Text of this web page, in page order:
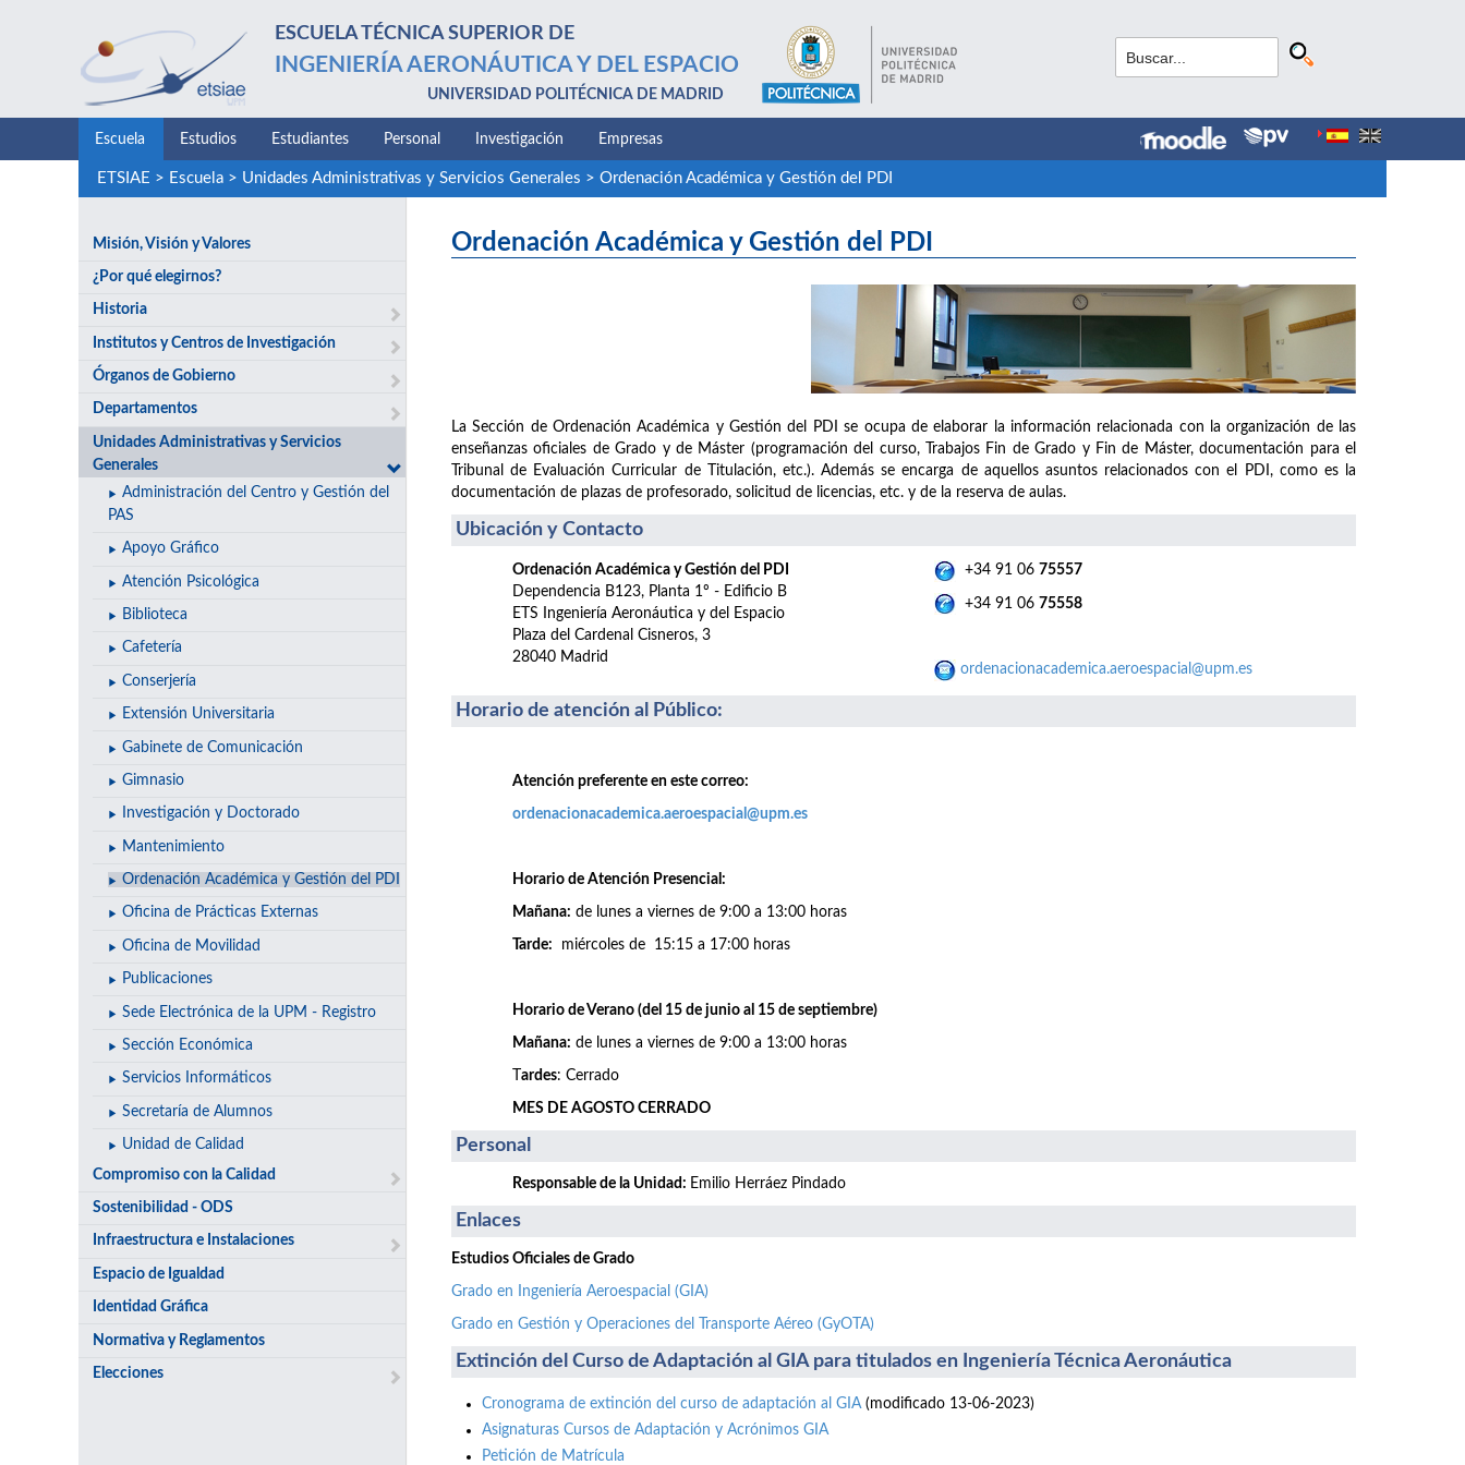
ESCUELA TÉCNICA SUPERIOR DE
INGENIERÍA AERONÁUTICA Y DEL ESPACIO
UNIVERSIDAD POLITÉCNICA DE MADRID
Escuela Estudios Estudiantes Personal Investigación Empresas
ETSIAE > Escuela> Unidades Administrativas y Servicios Generales > Ordenación Académica y Gestión del PDI
Misión, Visión y Valores
¿Por qué elegirnos?
Historia
Institutos y Centros de Investigación
Órganos de Gobierno
Departamentos
Unidades Administrativas y Servicios
Generales
Administración del Centro y Gestión del
PAS
Apoyo Gráfico
Atención Psicológica
Biblioteca
Cafetería
Conserjería
Extensión Universitaria
Gabinete de Comunicación
Gimnasio
Investigación y Doctorado
Mantenimiento
Ordenación Académica y Gestión del PDI
Oficina de Prácticas Externas
Oficina de Movilidad
Publicaciones
Sede Electrónica de la UPM - Registro
Sección Económica
Servicios Informáticos
Secretaría de Alumnos
Unidad de Calidad
Compromiso con la Calidad
Sostenibilidad - ODS
Infraestructura e Instalaciones
Espacio de Igualdad
Identidad Gráfica
Normativa y Reglamentos
Elecciones
Ordenación Académica y Gestión del PDI
La Sección de Ordenación Académica y Gestión del PDI se ocupa de elaborar la información relacionada con la organización de las
enseñanzas oficiales de Grado y de Máster (programación del curso, Trabajos Fin de Grado y Fin de Máster, documentación para el
Tribunal de Evaluación Curricular de Titulación, etc.). Además se encarga de aquellos asuntos relacionados con el PDI, como es la
documentación de plazas de profesorado, solicitud de licencias, etc. y de la reserva de aulas.
Ubicación y Contacto
Ordenación Académica y Gestión del PDI
Dependencia B123, Planta 1º - Edificio B
ETS Ingeniería Aeronáutica y del Espacio
Plaza del Cardenal Cisneros, 3
28040 Madrid
+34 91 06 75557
+34 91 06 75558
ordenacionacademica.aeroespacial@upm.es
Horario de atención al Público:
Atención preferente en este correo:
ordenacionacademica.aeroespacial@upm.es
Horario de Atención Presencial:
Mañana: de lunes a viernes de 9:00 a 13:00 horas
Tarde: miércoles de 15:15 a 17:00 horas
Horario de Verano (del 15 de junio al 15 de septiembre)
Mañana: de lunes a viernes de 9:00 a 13:00 horas
ardes: Cerrado
MES DE AGOSTO CERRADO
Personal
Responsable de la Unidad: Emilio Herráez Pindado
Enlaces
Estudios Oficiales de Grado
Grado en Ingeniería Aeroespacial (GIA)
Grado en Gestión y Operaciones del Transporte Aéreo (GyOTA)
Extinción del Curso de Adaptación al GIA para titulados en Ingeniería Técnica Aeronáutica
Cronograma de extinción del curso de adaptación al GIA (modificado 13-06-2023)
Asignaturas Cursos de Adaptación y Acrónimos GIA
Petición de Matrícula